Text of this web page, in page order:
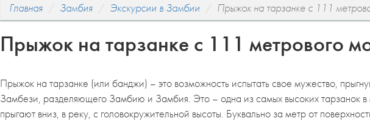
Главная Замбия Экскурсии в Замбии Прыжок на тарзанке с 111
Прыжок на тарзанке с 111 метрового
Прыжок на тарзанке (или банджи) – это возможность испытать свое мужество,
Замбези, разделяющего Замбию и Замбия. Это – одна из самых высоких тарзанок
прыгают вниз, в реку, с головокружительной высоты. Буквально за метр от